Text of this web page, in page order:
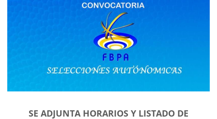
SE ADJUNTA HORARIOS Y LISTADO DE